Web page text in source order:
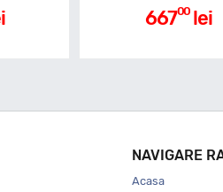
66700 lei
NAVIGARE
Acasa